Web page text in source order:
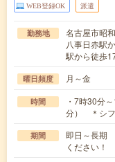
WEB登録OK 派遣
勤務地
名古屋市昭
八事日赤駅
駅から徒歩
曜日頻度 月～金
時間
・7時30分
分） ＊シ
期間
即日～長期
ください！